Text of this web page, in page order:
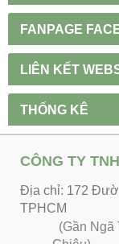
FANPAGE
LIÊN KẾT
THỐNG KÊ
CÔNG TY
Địa chỉ: 172
TPHCM
(Gần